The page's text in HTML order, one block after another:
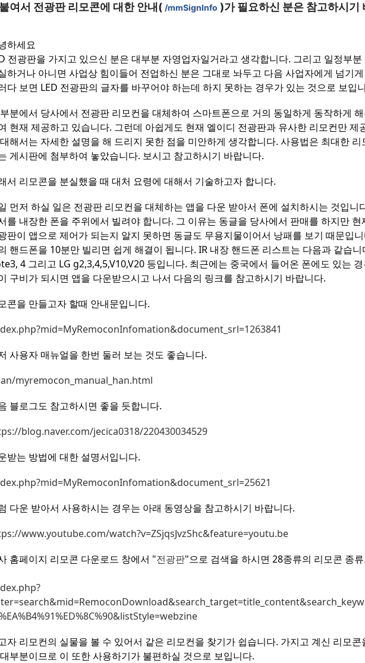
여서 전광판 리모콘에 대한 안내( /mmSignInfo )가 필요하신 분은 참고하시기
하세요
전광판을 가지고 있으신 분은 대부분 자영업자일거라고 생각합니다. 그리고 일정부
하거나 아니면 사업상 힘이들어 전업하신 분은 그대로 놔두고 다음 사업자에게 넘기
다 보면 LED 전광판의 글자를 바꾸어야 하는데 하지 못하는 경우가 있는 것으로 보입
분에서 당사에서 전광판 리모컨을 대체하여 스마트폰으로 거의 동일하게 동작하게
현재 제공하고 있습니다. 그런데 아쉽게도 현재 엘이디 전광판과 유사한 리모컨만 제
해서는 자세한 설명을 해 드리지 못한 점을 미안하게 생각합니다. 사용법은 최대한 리
게시판에 첨부하여 놓았습니다. 보시고 참고하시기 바랍니다.
서 리모콘을 분실했을 때 대처 요령에 대해서 기술하고자 합니다.
먼저 하실 일은 전광판 리모컨을 대체하는 앱을 다운 받아서 폰에 설치하시는 것입니
를 내장한 폰을 주위에서 빌려야 합니다. 그 이유는 동글을 당사에서 판매를 하지만 현
판이 앱으로 제어가 되는지 알지 못하면 동글도 무용지물이어서 낭패를 보기 때문입
핸드폰을 10분만 빌리면 쉽게 해결이 됩니다. IR 내장 핸드폰 리스트는 다음과 같습니
4 그리고 LG g2,3,4,5,V10,V20 등입니다. 최근에는 중국에서 들어온 폰에도 있는
구비가 되시면 앱을 다운받으시고 나서 다음의 링크를 참고하시기 바랍니다.
콘을 만들고자 할때 안내문입니다.
사용자 매뉴얼을 한번 둘러 보는 것도 좋습니다.
myremocon_manual_han.html
블로그도 참고하시면 좋을 듯합니다.
blog.naver.com/jecica0318/220430034529
받는 방법에 대한 설명서입니다.
다운 받아서 사용하시는 경우는 아래 동영상을 참고하시기 바랍니다.
www.youtube.com/watch?v=ZSjqsJvzShc&feature=youtu.be
홈페이지 리모콘 다운로드 창에서 "전광판"으로 검색을 하시면 28종류의 리모콘 종
자 리모컨의 실물을 볼 수 있어서 같은 리모컨을 찾기가 쉽습니다. 가지고 계신 리모콘
부분이므로 이 또한 사용하기가 불편하실 것으로 보입니다.